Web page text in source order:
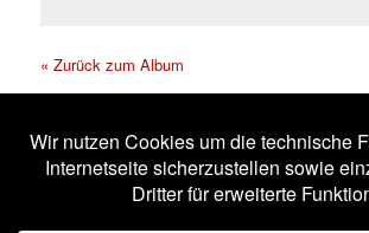
« Zurück zum Album